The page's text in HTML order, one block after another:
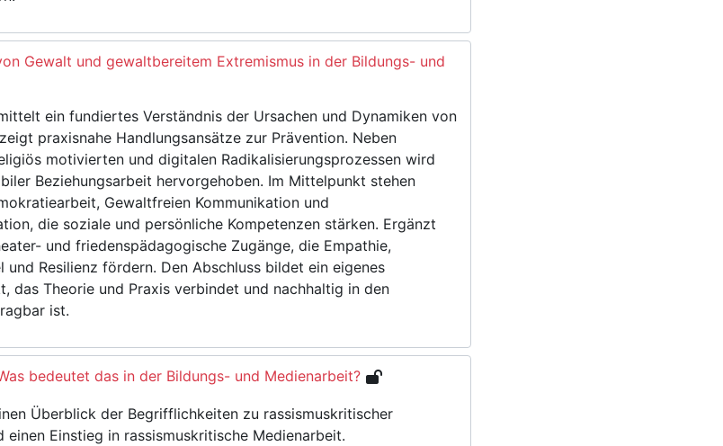
Gewalt und gewaltbereitem Extremismus in der Bildungs- und
ein fundiertes Verständnis der Ursachen und Dynamiken von
praxisnahe Handlungsansätze zur Prävention. Neben
motivierten und digitalen Radikalisierungsprozessen wird
Beziehungsarbeit hervorgehoben. Im Mittelpunkt stehen
Gewaltfreien Kommunikation und
die soziale und persönliche Kompetenzen stärken. Ergänzt
und friedenspädagogische Zugänge, die Empathie,
und Resilienz fördern. Den Abschluss bildet ein eigenes
das Theorie und Praxis verbindet und nachhaltig in den
ist.
bedeutet das in der Bildungs- und Medienarbeit?
Überblick der Begrifflichkeiten zu rassismuskritischer
einen Einstieg in rassismuskritische Medienarbeit.